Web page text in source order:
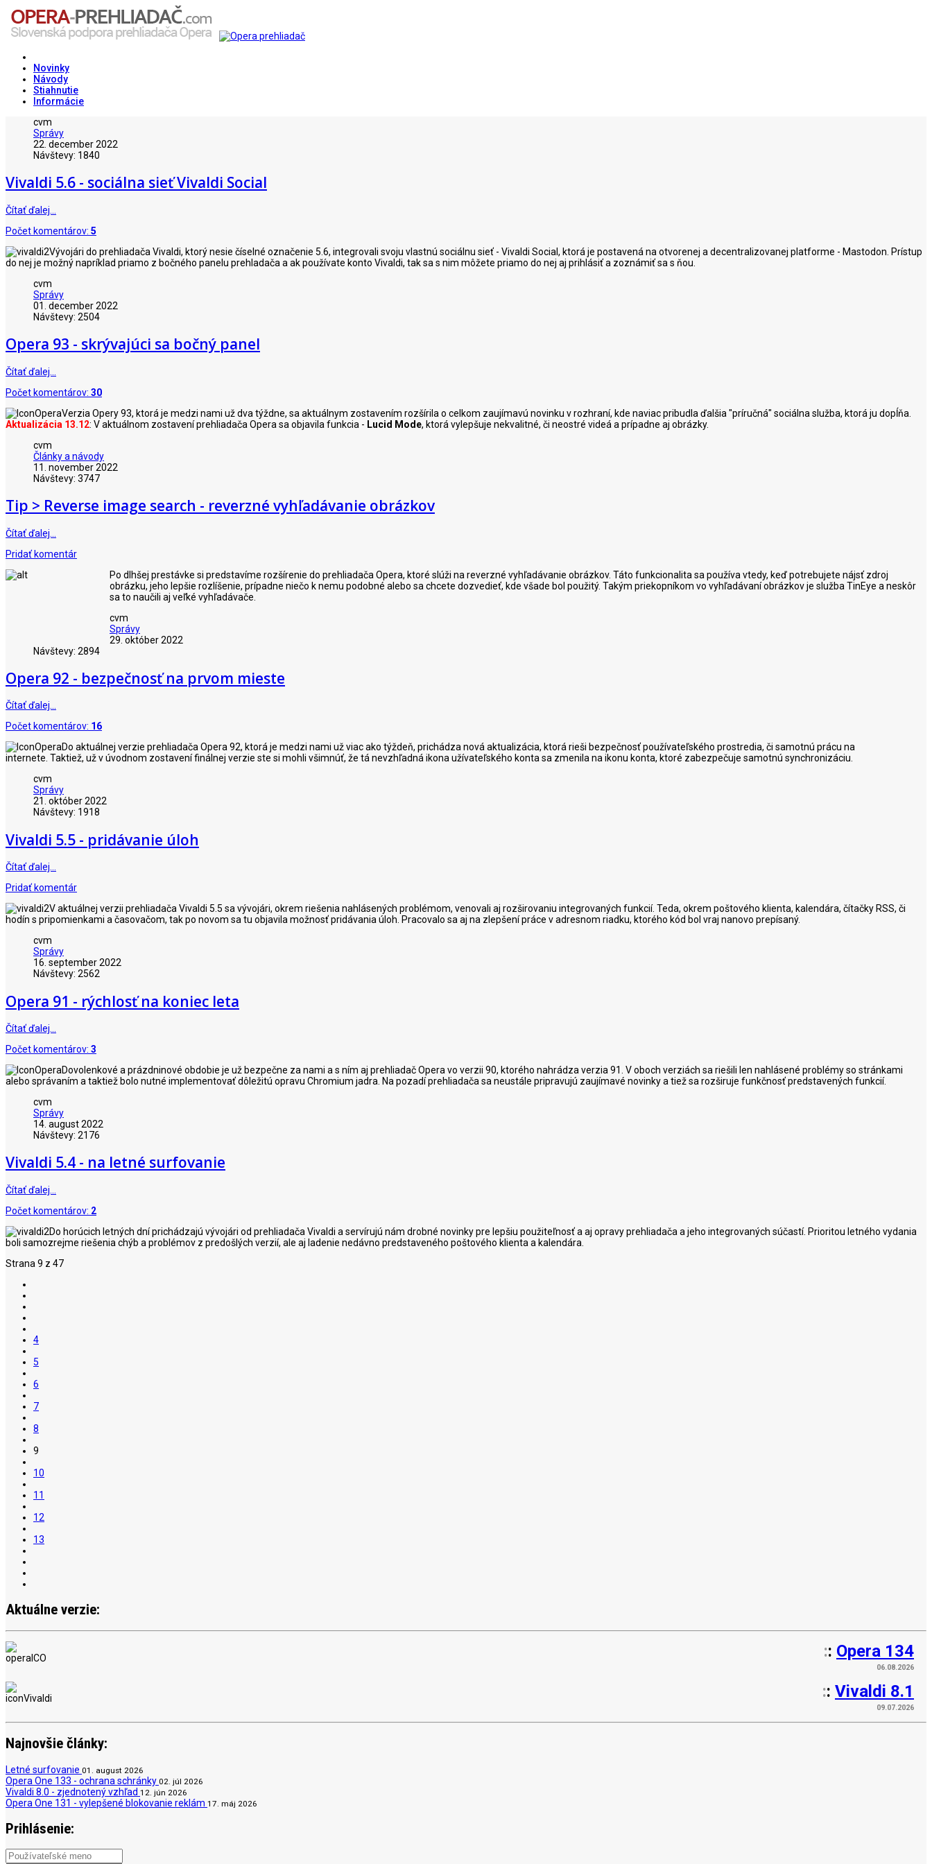
Novinky
Návody
Stiahnutie
Informácie
cvm
Správy
22. december 2022
Návštevy: 1840
Vivaldi 5.6 - sociálna sieť Vivaldi Social
Čítať ďalej…
Počet komentárov: 5
Vývojári do prehliadača Vivaldi, ktorý nesie číselné označenie 5.6, integrovali svoju vlastnú sociálnu sieť - Vivaldi Social, ktorá je postavená na otvorenej a decentralizovanej platforme - Mastodon. Prístup
do nej je možný napríklad priamo z bočného panelu prehladača a ak používate konto Vivaldi, tak sa s nim môžete priamo do nej aj prihlásiť a zoznámiť sa s ňou.
cvm
Správy
01. december 2022
Návštevy: 2504
Opera 93 - skrývajúci sa bočný panel
Čítať ďalej…
Počet komentárov: 30
Verzia Opery 93, ktorá je medzi nami už dva týždne, sa aktuálnym zostavením rozšírila o celkom zaujímavú novinku v rozhraní, kde naviac pribudla ďalšia "príručná" sociálna služba, ktorá ju dopĺňa.
Aktualizácia 13.12: V aktuálnom zostavení prehliadača Opera sa objavila funkcia - Lucid Mode, ktorá vylepšuje nekvalitné, či neostré videá a prípadne aj obrázky.
cvm
Články a návody
11. november 2022
Návštevy: 3747
Tip > Reverse image search - reverzné vyhľadávanie obrázkov
Čítať ďalej…
Pridať komentár
Po dlhšej prestávke si predstavíme rozšírenie do prehliadača Opera, ktoré slúži na reverzné vyhľadávanie obrázkov. Táto funkcionalita sa používa vtedy, keď potrebujete nájsť zdroj
obrázku, jeho lepšie rozlíšenie, prípadne niečo k nemu podobné alebo sa chcete dozvedieť, kde všade bol použitý. Takým priekopníkom vo vyhľadávaní obrázkov je služba TinEye a neskôr
sa to naučili aj veľké vyhľadávače.
cvm
Správy
29. október 2022
Návštevy: 2894
Opera 92 - bezpečnosť na prvom mieste
Čítať ďalej…
Počet komentárov: 16
Do aktuálnej verzie prehliadača Opera 92, ktorá je medzi nami už viac ako týždeň, prichádza nová aktualizácia, ktorá rieši bezpečnosť používateľského prostredia, či samotnú prácu na
internete. Taktiež, už v úvodnom zostavení finálnej verzie ste si mohli všimnúť, že tá nevzhľadná ikona užívateľského konta sa zmenila na ikonu konta, ktoré zabezpečuje samotnú synchronizáciu.
cvm
Správy
21. október 2022
Návštevy: 1918
Vivaldi 5.5 - pridávanie úloh
Čítať ďalej…
Pridať komentár
V aktuálnej verzii prehliadača Vivaldi 5.5 sa vývojári, okrem riešenia nahlásených problémom, venovali aj rozširovaniu integrovaných funkcií. Teda, okrem poštového klienta, kalendára, čítačky RSS, či
hodín s pripomienkami a časovačom, tak po novom sa tu objavila možnosť pridávania úloh. Pracovalo sa aj na zlepšení práce v adresnom riadku, ktorého kód bol vraj nanovo prepísaný.
cvm
Správy
16. september 2022
Návštevy: 2562
Opera 91 - rýchlosť na koniec leta
Čítať ďalej…
Počet komentárov: 3
Dovolenkové a prázdninové obdobie je už bezpečne za nami a s ním aj prehliadač Opera vo verzii 90, ktorého nahrádza verzia 91. V oboch verziách sa riešili len nahlásené problémy so stránkami
alebo správaním a taktiež bolo nutné implementovať dôležitú opravu Chromium jadra. Na pozadí prehliadača sa neustále pripravujú zaujímavé novinky a tiež sa rozširuje funkčnosť predstavených funkcií.
cvm
Správy
14. august 2022
Návštevy: 2176
Vivaldi 5.4 - na letné surfovanie
Čítať ďalej…
Počet komentárov: 2
Do horúcich letných dní prichádzajú vývojári od prehliadača Vivaldi a servírujú nám drobné novinky pre lepšiu použiteľnosť a aj opravy prehliadača a jeho integrovaných súčastí. Prioritou letného vydania
boli samozrejme riešenia chýb a problémov z predošlých verzií, ale aj ladenie nedávno predstaveného poštového klienta a kalendára.
Strana 9 z 47
4
5
6
7
8
9
10
11
12
13
Aktuálne verzie:
:: Opera 134
06.08.2026
:: Vivaldi 8.1
09.07.2026
Najnovšie články:
Letné surfovanie 01. august 2026
Opera One 133 - ochrana schránky 02. júl 2026
Vivaldi 8.0 - zjednotený vzhľad 12. jún 2026
Opera One 131 - vylepšené blokovanie reklám 17. máj 2026
Prihlásenie: